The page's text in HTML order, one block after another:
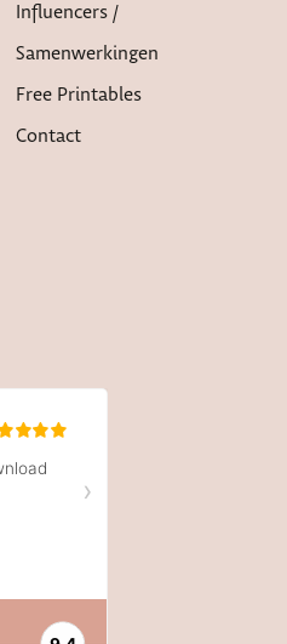
Influencers /
Samenwerkingen
Free Printables
Contact